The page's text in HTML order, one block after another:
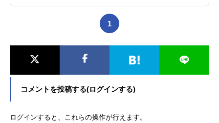
1
コメントを投稿する(ログインする)
ログインすると、これらの操作が行えます。